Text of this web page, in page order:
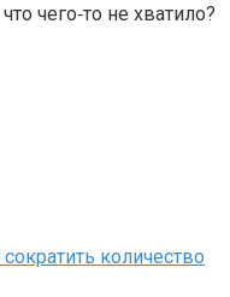
чего‑то не хватило?
количество